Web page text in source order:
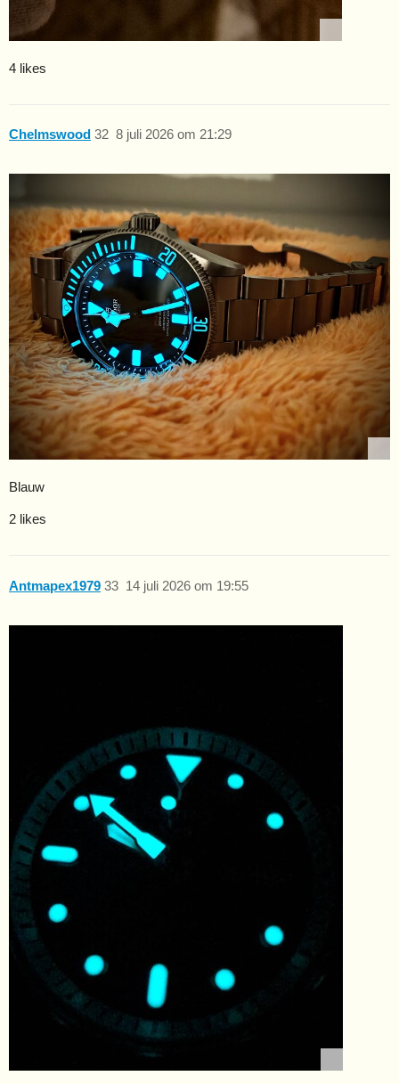
4 likes
Chelmswood 8 juli 2026 om 21:29
32
Blauw
2 likes
Antmapex1979 14 juli 2026 om 19:55
33